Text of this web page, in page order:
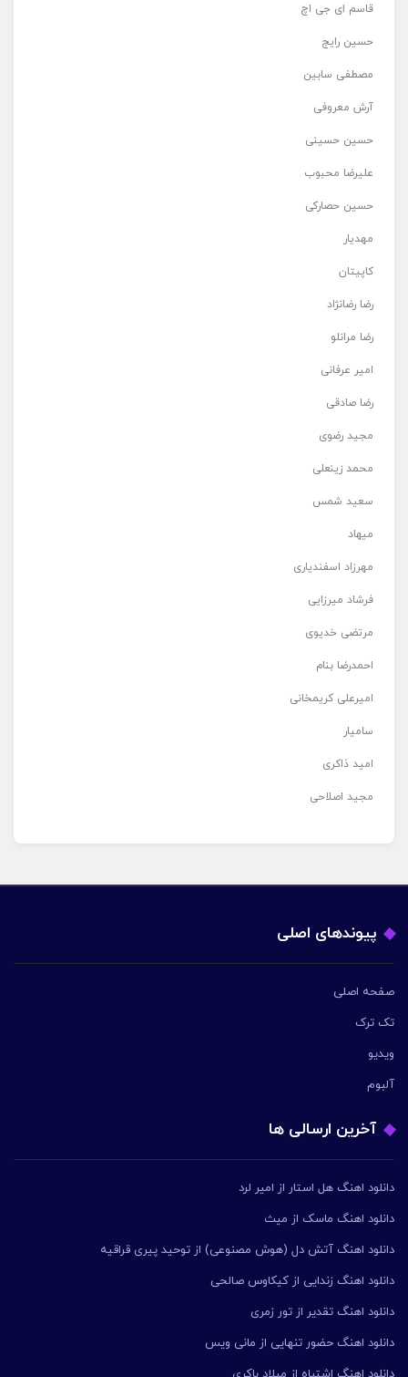
قاسم ای جی اچ
حسین رایج
مصطفی سابین
آرش معروفی
حسین حسینی
علیرضا محبوب
حسین حصارکی
مهدیار
کاپیتان
رضا رضانژاد
رضا مرانلو
امیر عرفانی
رضا صادقی
مجید رضوی
محمد زینعلی
سعید شمس
میهاد
مهرزاد اسفندیاری
فرشاد میرزایی
مرتضی خدیوی
احمدرضا بنام
امیرعلی کریمخانی
سامیار
امید ذاکری
مجید اصلاحی
پیوندهای اصلی
صفحه اصلی
تک ترک
ویدیو
آلبوم
آخرین ارسالی ها
دانلود اهنگ هل استار از امیر لرد
دانلود اهنگ ماسک از میث
دانلود اهنگ آتش دل (هوش مصنوعی) از توحید پیری قراقیه
دانلود اهنگ زندایی از کیکاوس صالحی
دانلود اهنگ تقدیر از تور زمری
دانلود اهنگ حضور تنهایی از مانی ویس